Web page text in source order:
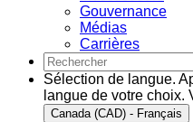
Gouvernance
Médias
Carrières
Sélection de langue.
langue de votre choix.
Canada (CAD) - Français